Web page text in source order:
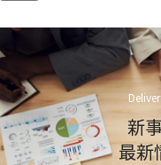
新
最新